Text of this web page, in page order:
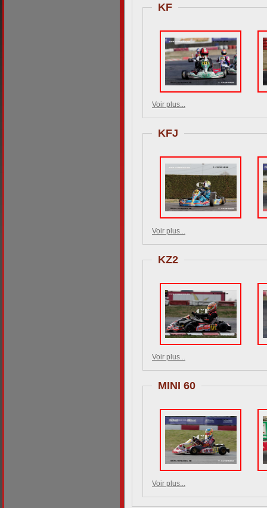
KF
Voir plus...
KFJ
Voir plus...
KZ2
Voir plus...
MINI 60
Voir plus...